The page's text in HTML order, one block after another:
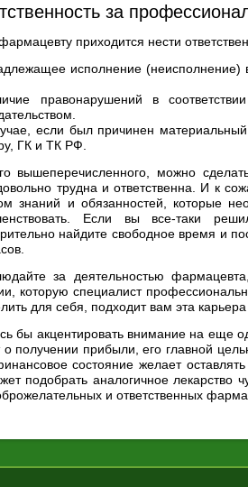
за
приходится нести
исполнение (неисполнение)
правонарушений в
если был причинен
ГК и ТК РФ.
вышеперечисленного, можно
трудна и ответственна. И к
знаний и обязанностей, которые
Если вы все-таки
найдите свободное время и
за деятельностью
которую специалист
для себя, подходит вам эта карьера
бы акцентировать внимание на еще
о получении прибыли, его главной
состояние желает
подобрать аналогичное лекарство
и ответственных